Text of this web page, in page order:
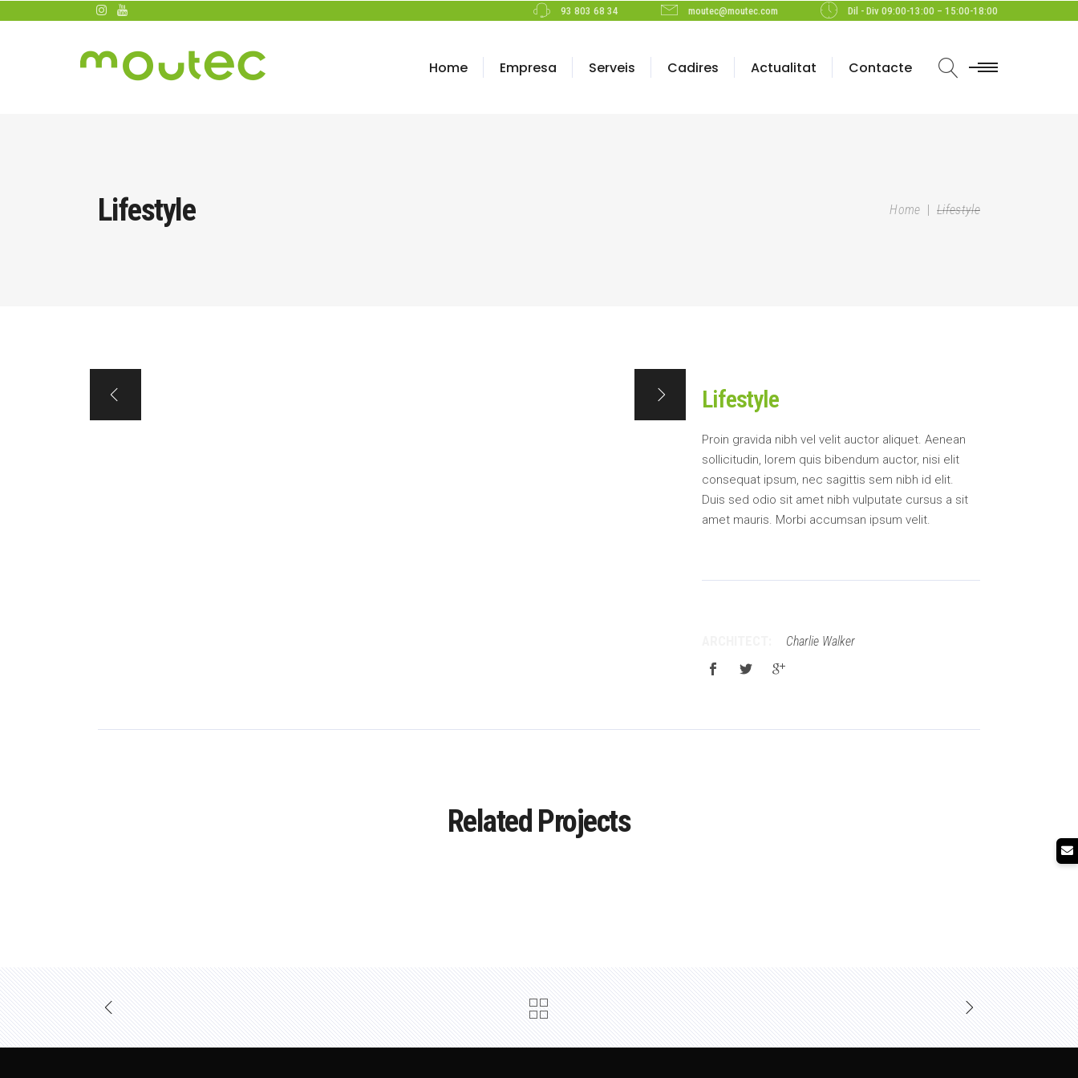
93 803 68 34 moutec@moutec.com Dil - Div 09:00-13:00 – 15:00-18:00
Home Empresa Serveis Cadires Actualitat Contacte
Lifestyle Home |Lifestyle
Lifestyle
Proin gravida nibh vel velit auctor aliquet. Aenean
sollicitudin, lorem quis bibendum auctor, nisi elit
consequat ipsum, nec sagittis sem nibh id elit.
Duis sed odio sit amet nibh vulputate cursus a sit
amet mauris. Morbi accumsan ipsum velit.
Charlie Walker
Related Projects